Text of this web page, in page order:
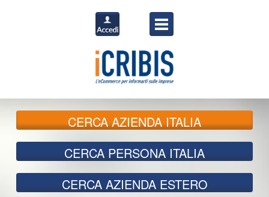
CERCAAZIENDA ITALIA
CERCA PERSONA ITALIA
CERCA AZIENDA ESTERO